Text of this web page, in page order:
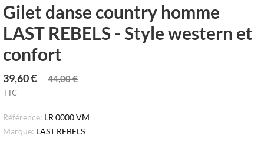
Gilet danse country homme
LAST REBELS - Style western et
confort
39,60 € 44,00 €
TTC
Référence: LR 0000 VM
Marque: LAST REBELS